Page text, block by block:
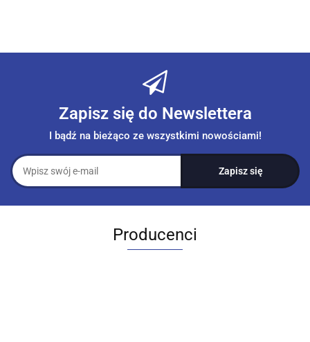
Zapisz się do Newslettera
I bądź na bieżąco ze wszystkimi nowościami!
Producenci